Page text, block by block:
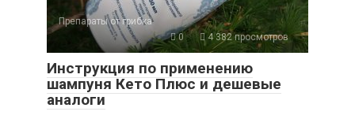
Препараты от грибка
0
4 382 просмотров
Инструкция по применению
шампуня Кето Плюс и дешевые
аналоги